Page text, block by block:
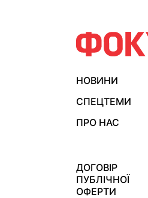
НОВИНИ
СПЕЦТЕМИ
ПРО НАС
ДОГОВІР
ПУБЛІЧНОЇ
ОФЕРТИ